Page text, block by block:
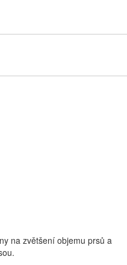
na zvětšení objemu prsů a